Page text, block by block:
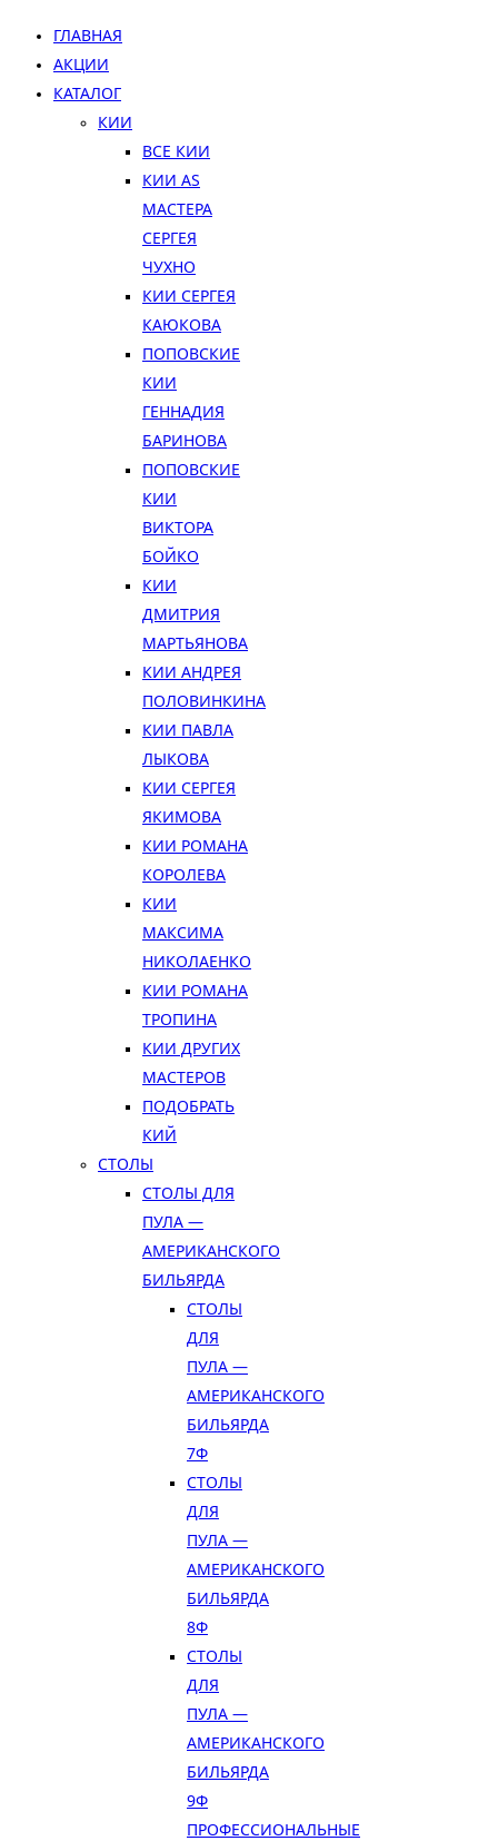
ГЛАВНАЯ
АКЦИИ
КАТАЛОГ
КИИ
ВСЕ КИИ
КИИ AS
МАСТЕРА
СЕРГЕЯ
ЧУХНО
КИИ СЕРГЕЯ
КАЮКОВА
ПОПОВСКИЕ
КИИ
ГЕННАДИЯ
БАРИНОВА
ПОПОВСКИЕ
КИИ
ВИКТОРА
БОЙКО
КИИ
ДМИТРИЯ
МАРТЬЯНОВА
КИИ АНДРЕЯ
ПОЛОВИНКИНА
КИИ ПАВЛА
ЛЫКОВА
КИИ СЕРГЕЯ
ЯКИМОВА
КИИ РОМАНА
КОРОЛЕВА
КИИ
МАКСИМА
НИКОЛАЕНКО
КИИ РОМАНА
ТРОПИНА
КИИ ДРУГИХ
МАСТЕРОВ
ПОДОБРАТЬ
КИЙ
СТОЛЫ
СТОЛЫ ДЛЯ
ПУЛА —
АМЕРИКАНСКОГО
БИЛЬЯРДА
СТОЛЫ
ДЛЯ
ПУЛА —
АМЕРИКАНСКОГО
БИЛЬЯРДА
7Ф
СТОЛЫ
ДЛЯ
ПУЛА —
АМЕРИКАНСКОГО
БИЛЬЯРДА
8Ф
СТОЛЫ
ДЛЯ
ПУЛА —
АМЕРИКАНСКОГО
БИЛЬЯРДА
9Ф
ПРОФЕССИОНАЛЬНЫЕ